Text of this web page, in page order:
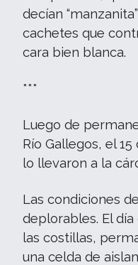
decían
cachetes que
cara bien blanca.
***
Luego de
Río Gallegos, el
lo llevaron a la
Las condiciones
deplorables. El
las costillas,
una celda de